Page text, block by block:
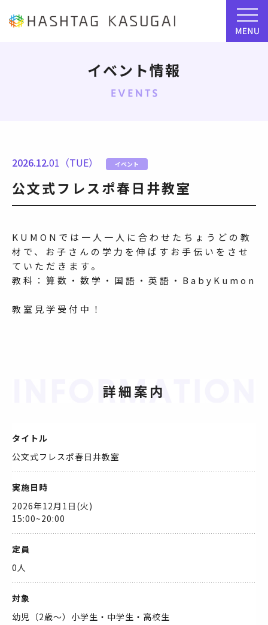
イベント情報
2026.12.01（TUE） イベント
公文式フレスポ春日井教室
KUMONでは一人一人に合わせたちょうどの教
材で、お子さんの学力を伸ばすお手伝いをさせ
ていただきます。
教科：算数・数学・国語・英語・BabyKumon
教室見学受付中！
詳細案内
タイトル
公文式フレスポ春日井教室
実施日時
2026年12月1日(火)
15:00~20:00
定員
0人
対象
幼児（2歳～）小学生・中学生・高校生